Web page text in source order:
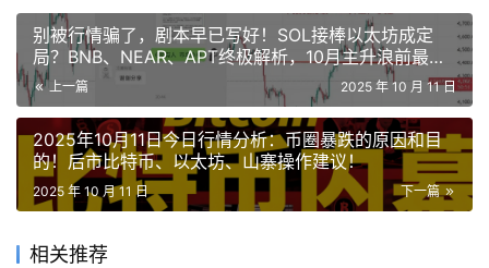
项目方有资金支撑。但熊市来临，脱钩的稳定币大概率归
零，还可能拖垮整个市场。
爆插的时候，交易所都宕机了，无法提供流动性！
存的钱都提不出，也没法划转，甚至明明有钱，还显示余额
为0，想抄底都不行，设了止损也能给你穿了。这次市场踩
踏，是近年最严重的黑天鹅事件。建议别玩合约、不加杠
杆，保住本金最重要。
别被行情骗了，剧本早已写好！SOL接棒以太坊成定
局？BNB、NEAR、APT终极解析，10月主升浪前最后
布局？
上一篇 2025 年 10 月 11 日
2025年10月11日今日行情分析：币圈暴跌的原因和目
的！后市比特币、以太坊、山寨操作建议！
下一篇
2025 年 10 月 11 日
相关推荐